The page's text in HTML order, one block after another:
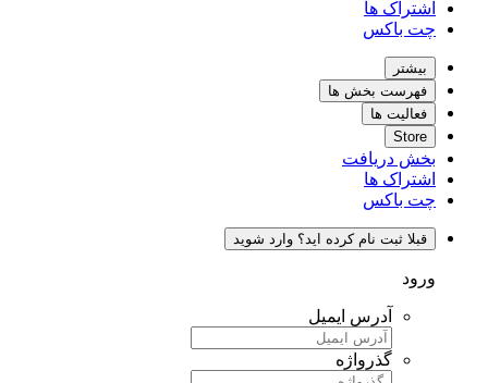
اشتراک ها
چت باکس
بیشتر
فهرست بخش ها
فعالیت ها
Store
بخش دریافت
اشتراک ها
چت باکس
قبلا ثبت نام کرده اید؟ وارد شوید
ورود
آدرس ایمیل
گذرواژه